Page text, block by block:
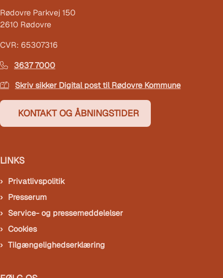
Rødovre Parkvej 150
2610 Rødovre
CVR: 65307316
3637 7000
Skriv sikker Digital post til Rødovre Kommune
KONTAKT OG ÅBNINGSTIDER
LINKS
Privatlivspolitik
Presserum
Service- og pressemeddelelser
Cookies
Tilgængelighedserklæring